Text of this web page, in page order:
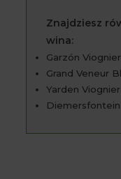
Znajdziesz
wina:
Garzón
Grand Veneur
Yarden Viognier